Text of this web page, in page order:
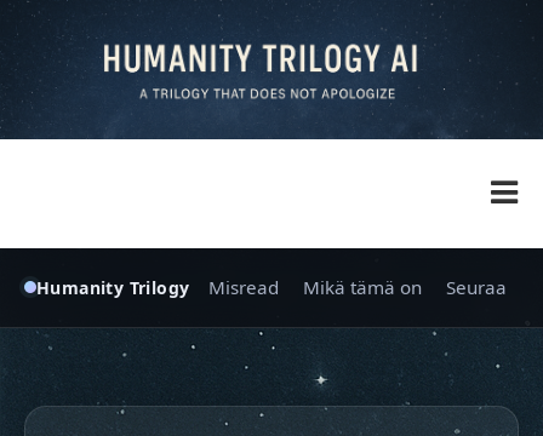
Siirry
sisältöön
Humanity Trilogy Misread Mikä tämä on Seuraa